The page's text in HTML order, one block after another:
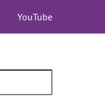
YouTube